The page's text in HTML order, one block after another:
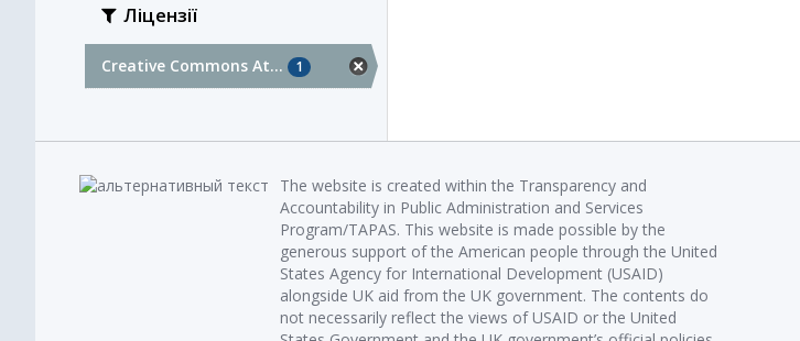
Ліцензії
Creative Commons At... 1
The website is created within the Transparency and
Accountability in Public Administration and Services
Program/TAPAS. This website is made possible by the
generous support of the American people through the United
States Agency for International Development (USAID)
alongside UK aid from the UK government. The contents do
not necessarily reflect the views of USAID or the United